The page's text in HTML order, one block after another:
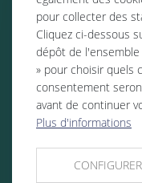
pour collecter des
Cliquez ci-dessous
dépôt de l'ensemble
» pour choisir quels
consentement
avant de continuer
Plus d'informations
CONFIGURER